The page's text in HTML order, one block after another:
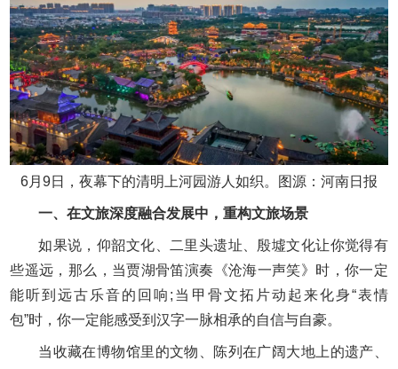
6月9日，夜幕下的清明上河园游人如织。图源：河南日报
一、在文旅深度融合发展中，重构文旅场景
如果说，仰韶文化、二里头遗址、殷墟文化让你觉得有
些遥远，那么，当贾湖骨笛演奏《沧海一声笑》时，你一定
能听到远古乐音的回响;当甲骨文拓片动起来化身“表情
包”时，你一定能感受到汉字一脉相承的自信与自豪。
当收藏在博物馆里的文物、陈列在广阔大地上的遗产、